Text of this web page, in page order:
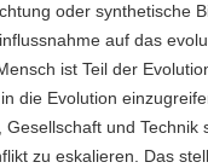
oder synthetische
auf das
ist Teil der
die Evolution
Gesellschaft und Technik
zu eskalieren. Das